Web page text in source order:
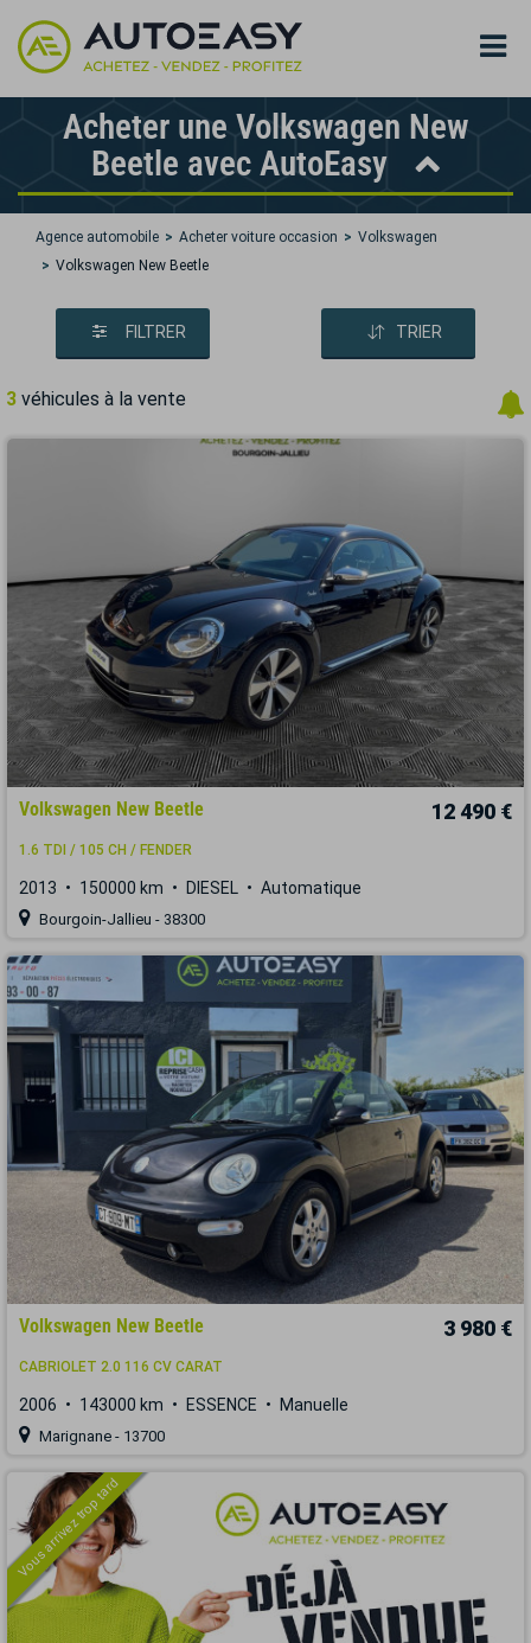
Acheter une Volkswagen New
Beetle avec AutoEasy
Agence automobile Acheter voiture occasion
Volkswagen
Volkswagen New Beetle
FILTRER TRIER
3 véhicules à la vente
Volkswagen New Beetle 12 490 €
1.6 TDI / 105 CH / FENDER
2013 150000 km DIESEL Automatique
Bourgoin-Jallieu - 38300
Volkswagen New Beetle 3 980 €
CABRIOLET 2.0 116 CV CARAT
2006 143000 km ESSENCE Manuelle
Marignane - 13700
Vous arrivez trop tard